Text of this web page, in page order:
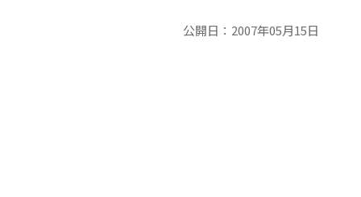
公開日： 2007年05月15日